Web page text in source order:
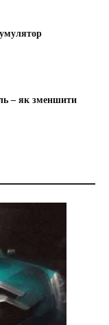
– як зменшити